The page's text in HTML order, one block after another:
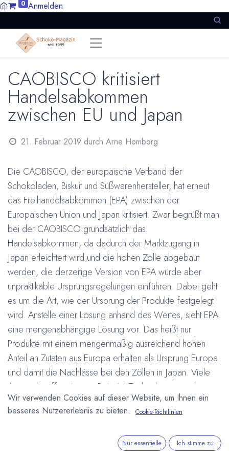
0 Anmelden
CAOBISCO kritisiert
Handelsabkommen
zwischen EU und Japan
21. Februar 2019 durch Arne Homborg
Die CAOBISCO, der europäische Verband der
Schokoladen, Biskuit und Süßwarenhersteller, hat erneut
das Freihandelsabkommen (EPA) zwischen der
Europäischen Union und Japan kritisiert. Zwar begrüßt man
bei der CAOBISCO grundsätzlich das
Handelsabkommen, da dadurch der Marktzugang in
Japan erleichtert wird und die hohen Zölle abgebaut
werden, die derzeitige Version von EPA würde aber
unpraktikable Ursprungsregelungen einführen. Dabei geht
es um die Art, wie der Ursprung der Produkte festgelegt
wird. Anstelle einer Lösung anhand des Wertes, sieht EPA
eine mengenabhängige Lösung vor. Das heißt nur
Produkte mit einem mengenmäßig ausreichend hohen
Anteil an Zutaten aus Europa erhalten als Ursprung Europa
und damit die Nachlässe bei den Zöllen in Japan. Viele
Agrarrohstoffe wie zum Beispiel Zucker kommen aber
nicht ausschließlich aus Europa. Laut CAOBISCO sei es
den Süßwarenherstellern häufig nicht möglich den
angeblich häufig unwillig sind die EU Herkunft zu
Wir verwenden Cookies auf dieser Website, um Ihnen ein
besseres Nutzererlebnis zu bieten.
Cookie-Richtlinien
Nur essentielle Ich stimme zu